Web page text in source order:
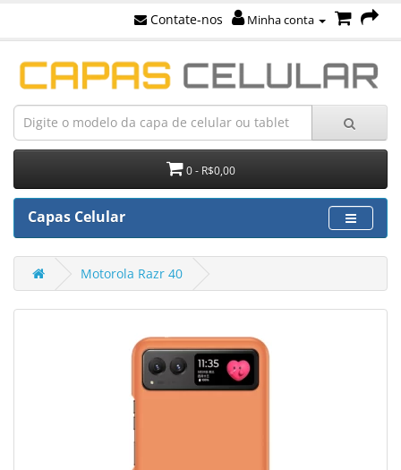
Contate-nos Minha conta
0 - R$0,00
Capas Celular
Motorola Razr 40